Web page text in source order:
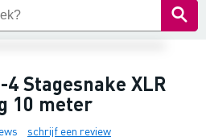
4 Stagesnake XLR
10 meter
schrijf een review